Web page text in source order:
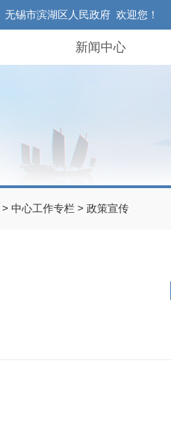
无锡市滨湖区人民政府 欢迎您！
新闻中心
> 中心工作专栏 > 政策宣传